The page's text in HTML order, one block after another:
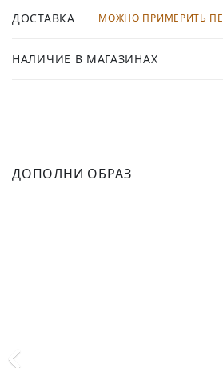
ДОСТАВКА МОЖНО ПРИМЕРИТЬ
НАЛИЧИЕ В МАГАЗИНАХ
ДОПОЛНИ ОБРАЗ